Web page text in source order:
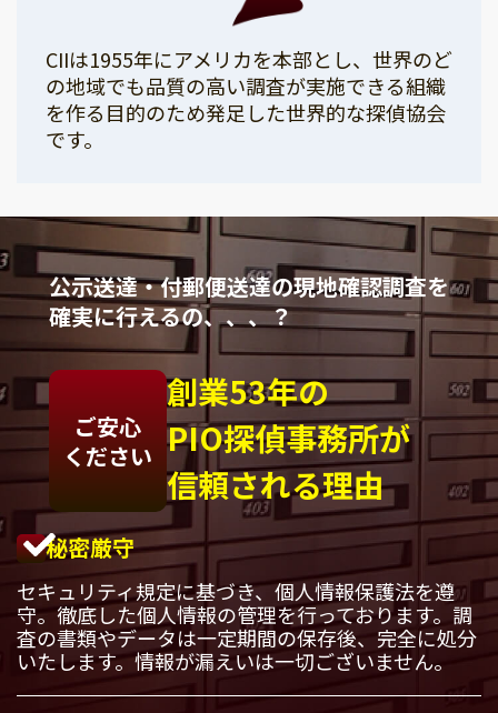
CIIは1955年にアメリカを本部とし、世界のど
の地域でも品質の高い調査が実施できる組織
を作る目的のため発足した世界的な探偵協会
です。
公示送達・付郵便送達の現地確認調査を
確実に行えるの、、、？
ご安心
ください
創業53年の
PIO探偵事務所が
信頼される理由
秘密厳守
セキュリティ規定に基づき、個人情報保護法を遵
守。徹底した個人情報の管理を行っております。調
査の書類やデータは一定期間の保存後、完全に処分
いたします。情報が漏えいは一切ございません。